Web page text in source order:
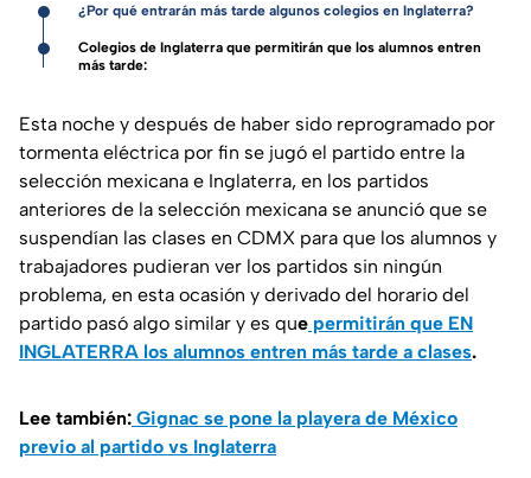
¿Por qué entrarán más tarde algunos colegios en Inglaterra?
Colegios de Inglaterra que permitirán que los alumnos entren
más tarde:
Esta noche y después de haber sido reprogramado por
tormenta eléctrica por fin se jugó el partido entre la
selección mexicana e Inglaterra, en los partidos
anteriores de la selección mexicana se anunció que se
suspendían las clases en CDMX para que los alumnos y
trabajadores pudieran ver los partidos sin ningún
problema, en esta ocasión y derivado del horario del
partido pasó algo similar y es que permitirán que EN
INGLATERRA los alumnos entren más tarde a clases.
Lee también: Gignac se pone la playera de México
previo al partido vs Inglaterra